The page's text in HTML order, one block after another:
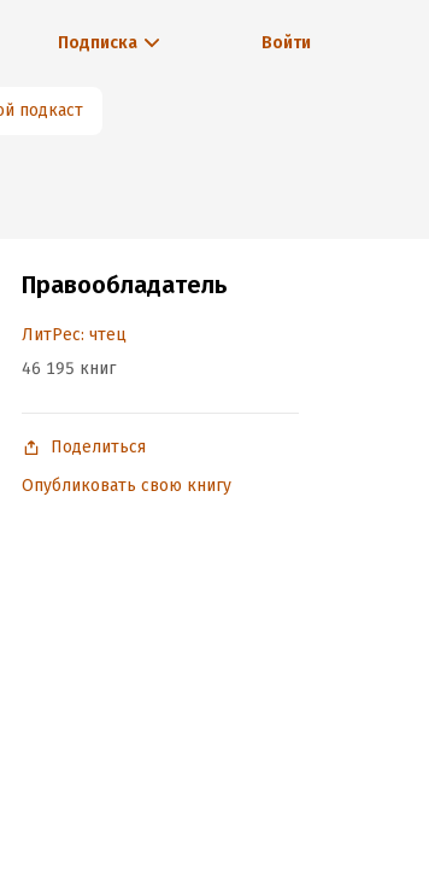
Подписка Войти
подкаст
Правообладатель
ЛитРес: чтец
46 195 книг
Поделиться
Опубликовать свою книгу